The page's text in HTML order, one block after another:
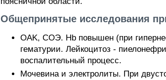
Общепринятые исследования
OAK, СОЭ. Нb повышен (при
гематурии. Лейкоцитоз -
воспалительный процесс.
Мочевина и электролиты. При